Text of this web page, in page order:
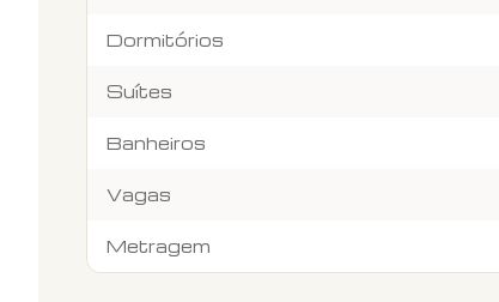
Dormitórios
Suítes
Banheiros
Vagas
Metragem